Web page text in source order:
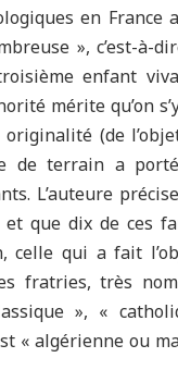
en
», c’est-
enfant
mérite qu’on
(de
de terrain a
L’auteure
que dix de ces
celle qui a fait
fratries, très
», «
« algérienne ou